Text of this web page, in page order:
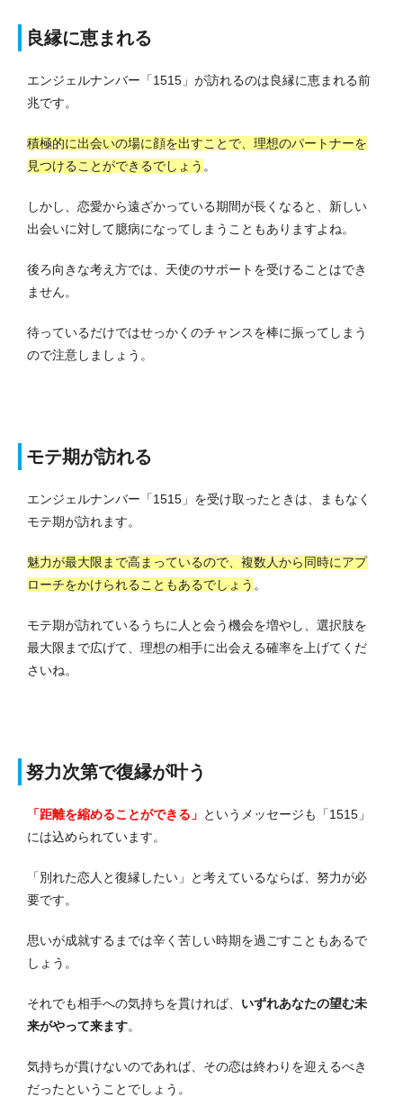
良縁に恵まれる
エンジェルナンバー「1515」が訪れるのは良縁に恵まれる前
兆です。
積極的に出会いの場に顔を出すことで、理想のパートナーを
見つけることができるでしょう 。
しかし、恋愛から遠ざかっている期間が長くなると、新しい
出会いに対して臆病になってしまうこともありますよね。
後ろ向きな考え方では、天使のサポートを受けることはでき
ません。
待っているだけではせっかくのチャンスを棒に振ってしまう
ので注意しましょう。
モテ期が訪れる
エンジェルナンバー「1515」を受け取ったときは、まもなく
モテ期が訪れます。
魅力が最大限まで高まっているので、複数人から同時にアプ
ローチをかけられることもあるでしょう 。
モテ期が訪れているうちに人と会う機会を増やし、選択肢を
最大限まで広げて、理想の相手に出会える確率を上げてくだ
さいね。
努力次第で復縁が叶う
「距離を縮めることができる」 というメッセージも「1515」
には込められています。
「別れた恋人と復縁したい」と考えているならば、努力が必
要です。
思いが成就するまでは辛く苦しい時期を過ごすこともあるで
しょう。
それでも相手への気持ちを貫ければ、 いずれあなたの望む未
来がやって来ます。
気持ちが貫けないのであれば、その恋は終わりを迎えるべき
だったということでしょう。